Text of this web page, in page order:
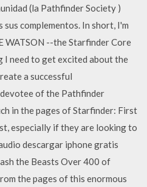
(la Pathfinder Society )
complementos. In short, I'm
WATSON --the Starfinder Core
I need to get excited about the
a successful
of the Pathfinder
in the pages of Starfinder: First
especially if they are looking to
descargar iphone gratis
the Beasts Over 400 of
the pages of this enormous